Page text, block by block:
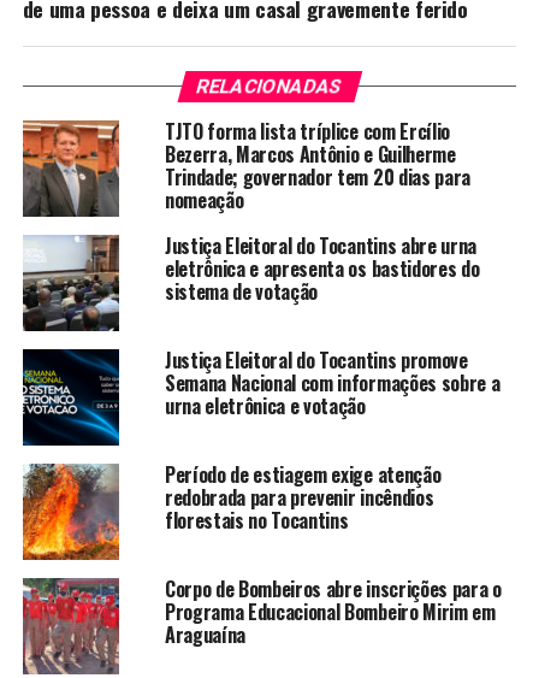
de uma pessoa e deixa um casal gravemente ferido
RELACIONADAS
TJTO forma lista tríplice com Ercílio
Bezerra, Marcos Antônio e Guilherme
Trindade; governador tem 20 dias para
nomeação
Justiça Eleitoral do Tocantins abre urna
eletrônica e apresenta os bastidores do
sistema de votação
Justiça Eleitoral do Tocantins promove
Semana Nacional com informações sobre a
urna eletrônica e votação
Período de estiagem exige atenção
redobrada para prevenir incêndios
florestais no Tocantins
Corpo de Bombeiros abre inscrições para o
Programa Educacional Bombeiro Mirim em
Araguaína